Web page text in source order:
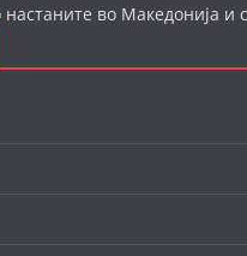
настаните во Македонија и